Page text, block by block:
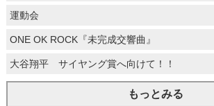
運動会
ONE OK ROCK『未完成交響曲』
大谷翔平 サイヤング賞へ向けて！！
もっとみる